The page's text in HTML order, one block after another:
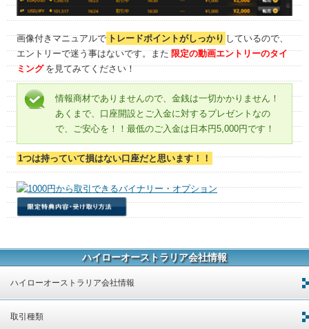
画像付きマニュアルで トレードポイントがしっかり しているので、
エントリーで迷う事はないです。また限定の動画エントリーのタイ
ミング を見てみてください！
情報商材でありませんので、金銭は一切かかりません！
あくまで、口座開設とご入金に対するプレゼントなの
で、ご安心を！！最低のご入金は日本円5,000円です！
1つは持っていて損はない口座だと思います！！
ハイローオーストラリア会社情報
ハイローオーストラリア会社情報
取引種類